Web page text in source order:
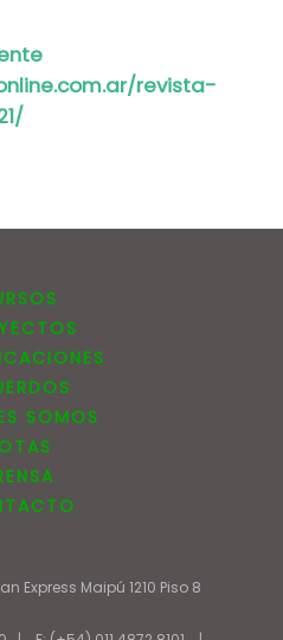
revista-
SOMOS
Express Maipú 1210 Piso 8